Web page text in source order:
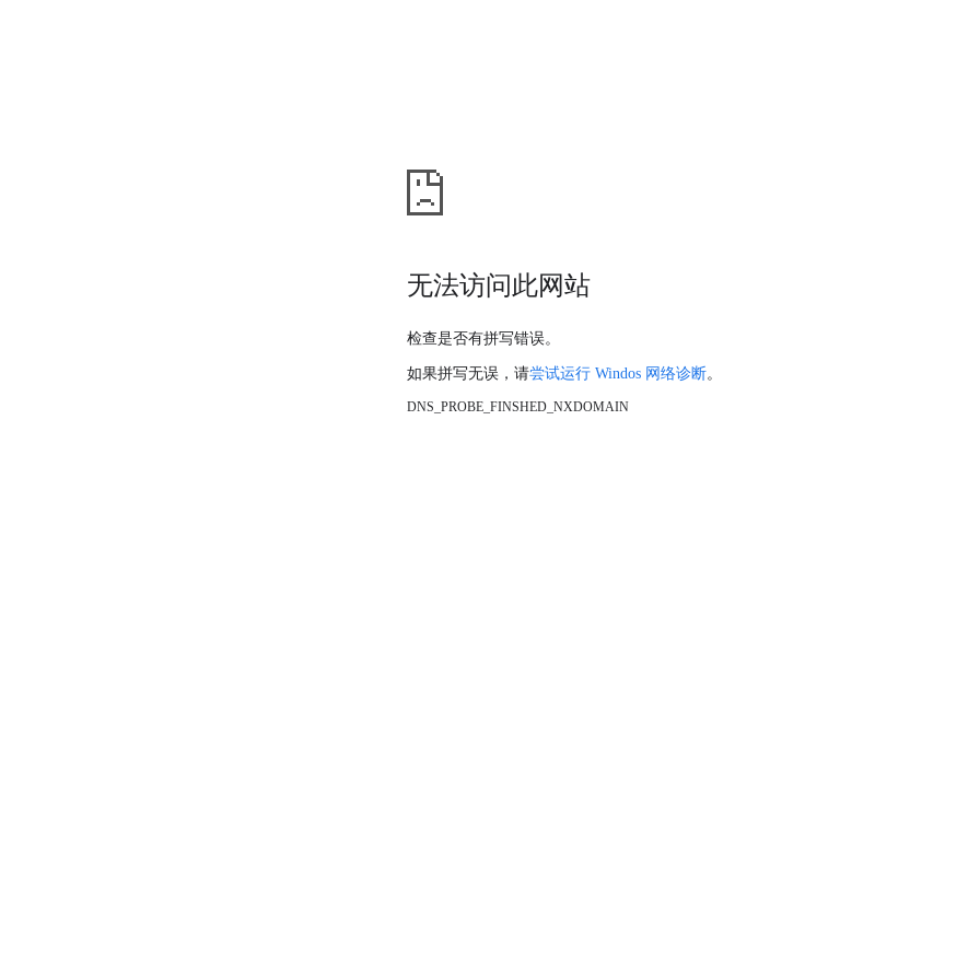
无法访问此网站
检查是否有拼写错误。
如果拼写无误，请尝试运行 Windos 网络诊断。
DNS_PROBE_FINSHED_NXDOMAIN